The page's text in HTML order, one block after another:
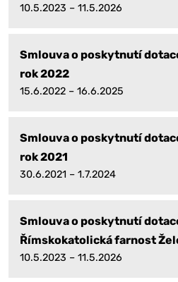
10.5.2023 – 11.5.2026
Smlouva o poskytnutí
rok 2022
15.6.2022 – 16.6.2025
Smlouva o poskytnutí
rok 2021
30.6.2021 – 1.7.2024
Smlouva o poskytnutí
Římskokatolická farnost
10.5.2023 – 11.5.2026